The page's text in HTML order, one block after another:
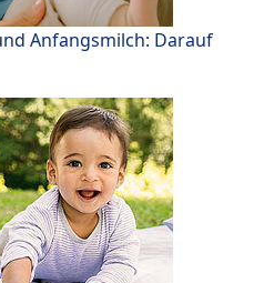
Anfangsmilch: Darauf